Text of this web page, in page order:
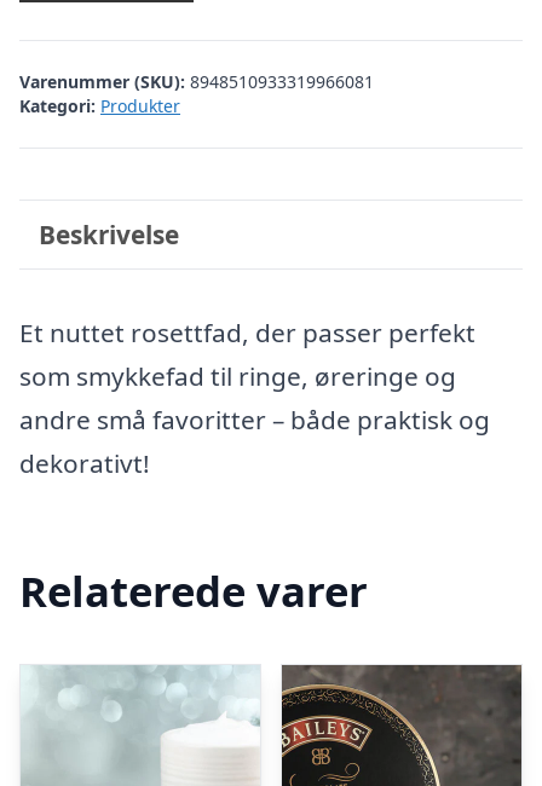
Varenummer (SKU): 8948510933319966081
Kategori: Produkter
Beskrivelse
Et nuttet rosettfad, der passer perfekt
som smykkefad til ringe, øreringe og
andre små favoritter – både praktisk og
dekorativt!
Relaterede varer